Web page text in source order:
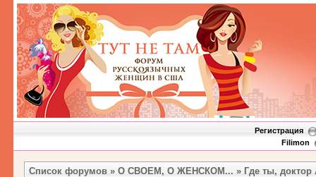
Регистрация
Filimon
Список форумов » О СВОЕМ, О ЖЕНСКОМ... » Где ты, доктор